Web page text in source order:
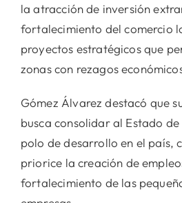
la atracción de inversión
fortalecimiento del comercio
proyectos estratégicos que
zonas con rezagos
Gómez Álvarez destacó que
busca consolidar al Estado
polo de desarrollo en el país,
priorice la creación de
fortalecimiento de las